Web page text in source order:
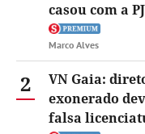
casou com a PJ
Marco Alves
2
VN Gaia:
exonerado
falsa